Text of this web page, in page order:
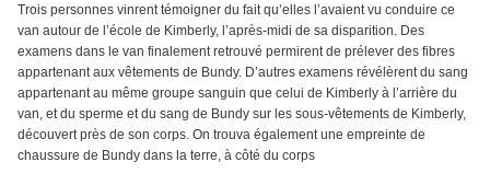
Trois personnes vinrent témoigner du fait qu’elles l’avaient vu conduire ce
van autour de l’école de Kimberly, l’après-midi de sa disparition. Des
examens dans le van finalement retrouvé permirent de prélever des fibres
appartenant aux vêtements de Bundy. D’autres examens révélèrent du sang
appartenant au même groupe sanguin que celui de Kimberly à l’arrière du
van, et du sperme et du sang de Bundy sur les sous-vêtements de Kimberly,
découvert près de son corps. On trouva également une empreinte de
chaussure de Bundy dans la terre, à côté du corps